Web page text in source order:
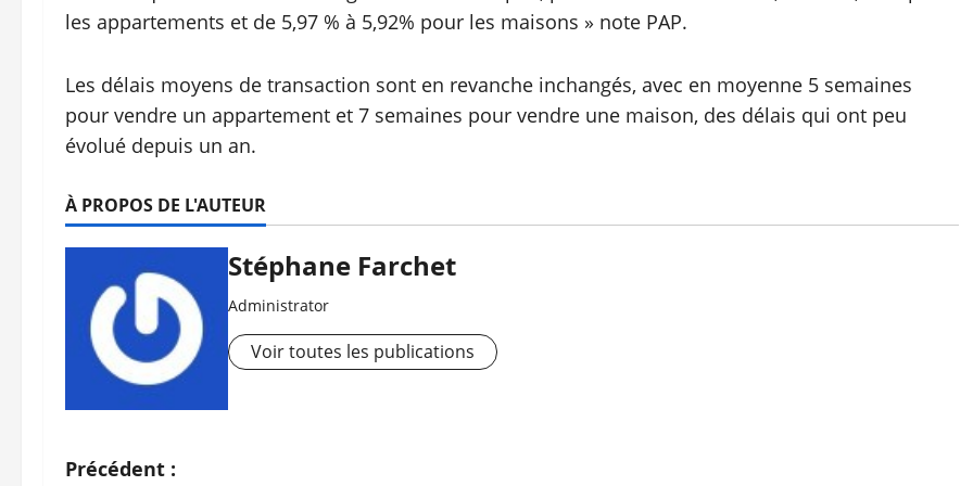
les appartements et de 5,97 % à 5,92% pour les maisons » note PAP.
Les délais moyens de transaction sont en revanche inchangés, avec en moyenne 5 semaines
pour vendre un appartement et 7 semaines pour vendre une maison, des délais qui ont peu
évolué depuis un an.
À PROPOS DE L'AUTEUR
Stéphane Farchet
Administrator
Voir toutes les publications
N
Précédent :